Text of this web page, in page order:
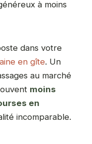
à moins
dans votre
en gîte. Un
au marché
moins
en
incomparable.